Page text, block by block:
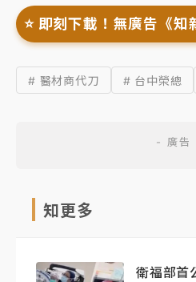
⭐️ 即刻下載！無廣告《
# 醫材商代刀 # 台中榮總
知更多
衛福部首